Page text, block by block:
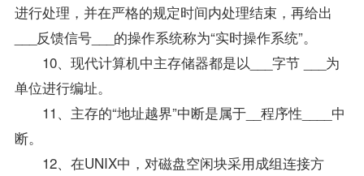
进行处理，并在严格的规定时间内处理结束，再给出
___反馈信号___的操作系统称为“实时操作系统”。
10、现代计算机中主存储器都是以___字节 ___为
单位进行编址。
11、主存的“地址越界”中断是属于__程序性____中
断。
12、在UNIX中，对磁盘空闲块采用成组连接方